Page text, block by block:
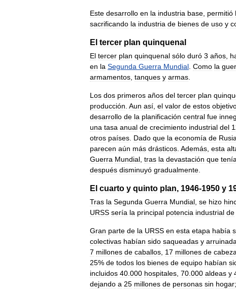
Este desarrollo en la industria base, permitió
sacrificando la industria de bienes de uso y
El tercer plan quinquenal
El tercer plan quinquenal sólo duró 3 años,
en la Segunda Guerra Mundial. Como la
armamentos, tanques y armas.
Los dos primeros años del tercer plan
producción. Aun así, el valor de estos
desarrollo de la planificación central fue
una tasa anual de crecimiento industrial del
otros países. Dado que la economía de
parecen aún más drásticos. Además, esta
Guerra Mundial, tras la devastación que
después disminuyó gradualmente.
El cuarto y quinto plan, 1946-1950 y
Tras la Segunda Guerra Mundial, se hizo
URSS sería la principal potencia industrial de
Gran parte de la URSS en esta etapa había
colectivas habían sido saqueadas y
7 millones de caballos, 17 millones de
25% de todos los bienes de equipo habían
incluidos 40.000 hospitales, 70.000 aldeas y
dejando a 25 millones de personas sin hogar;